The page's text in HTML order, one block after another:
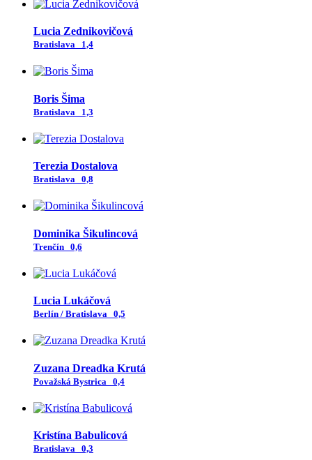
Lucia Zednikovičová
Bratislava 1,4
Boris Šima
Bratislava 1,3
Terezia Dostalova
Bratislava 0,8
Dominika Šikulincová
Trenčín 0,6
Lucia Lukáčová
Berlín / Bratislava 0,5
Zuzana Dreadka Krutá
Považská Bystrica 0,4
Kristína Babulicová
Bratislava 0,3